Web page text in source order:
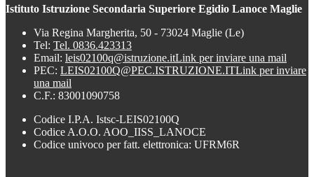
Istituto Istruzione Secondaria Superiore Egidio Lanoce Maglie
Via Regina Margherita, 50 - 73024 Maglie (Le)
Tel: Tel. 0836.423313
Email: leis02100q@istruzione.itLink per inviare una mail
PEC: LEIS02100Q@PEC.ISTRUZIONE.ITLink per inviare
una mail
C.F.: 83001090758
Codice I.P.A. Istsc-LEIS02100Q
Codice A.O.O. AOO_IISS_LANOCE
Codice univoco per fatt. elettronica: UFRM6R